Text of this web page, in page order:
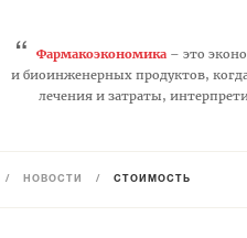
“ Фармакоэкономика– это
и биоинженерных продуктов,
лечения и затраты,
/ НОВОСТИ / СТОИМОСТЬ